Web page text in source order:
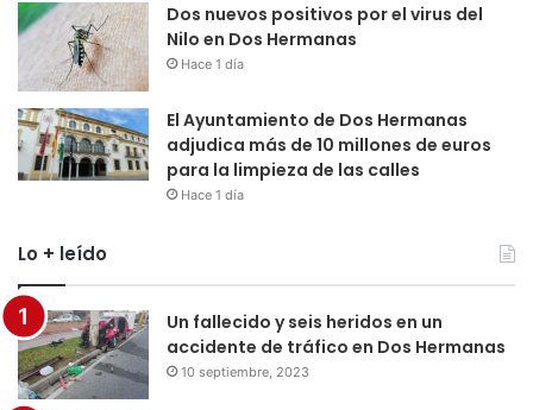
Dos nuevos positivos por el virus del
Nilo en Dos Hermanas
Hace 1 día
El Ayuntamiento de Dos Hermanas
adjudica más de 10 millones de euros
para la limpieza de las calles
Hace 1 día
Lo + leído
Un fallecido y seis heridos en un
accidente de tráfico en Dos Hermanas
10 septiembre, 2023